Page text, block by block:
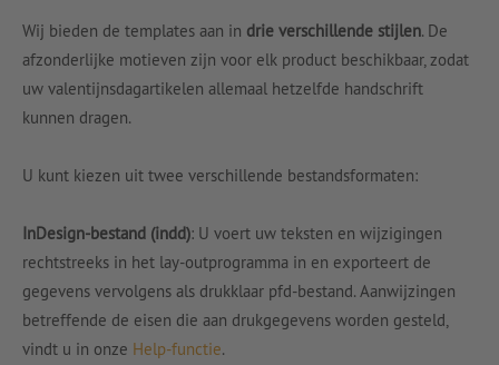
Wij bieden de templates aan in drie verschillende stijlen. De
afzonderlijke motieven zijn voor elk product beschikbaar, zodat
uw valentijnsdagartikelen allemaal hetzelfde handschrift
kunnen dragen.
U kunt kiezen uit twee verschillende bestandsformaten:
InDesign-bestand (indd): U voert uw teksten en wijzigingen
rechtstreeks in het lay-outprogramma in en exporteert de
gegevens vervolgens als drukklaar pfd-bestand. Aanwijzingen
betreffende de eisen die aan drukgegevens worden gesteld,
vindt u in onze Help-functie.